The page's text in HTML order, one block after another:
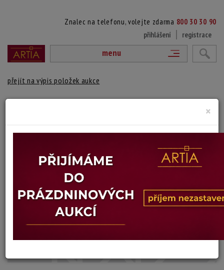
Znalec na telefonu, volejte zdarma 800 30 30 90
přihlášení
registrace
menu
přejít na výpis položek aukce
Autor:Jacob Van Strij
vydraženo
na reversu signováno
Technika: olej na dřevě
Šířka: 16 cm, výška: 15 cm, rámování: 22 x 23 cm
Konec dražby:15.06.2026 20:38 SELČ
×